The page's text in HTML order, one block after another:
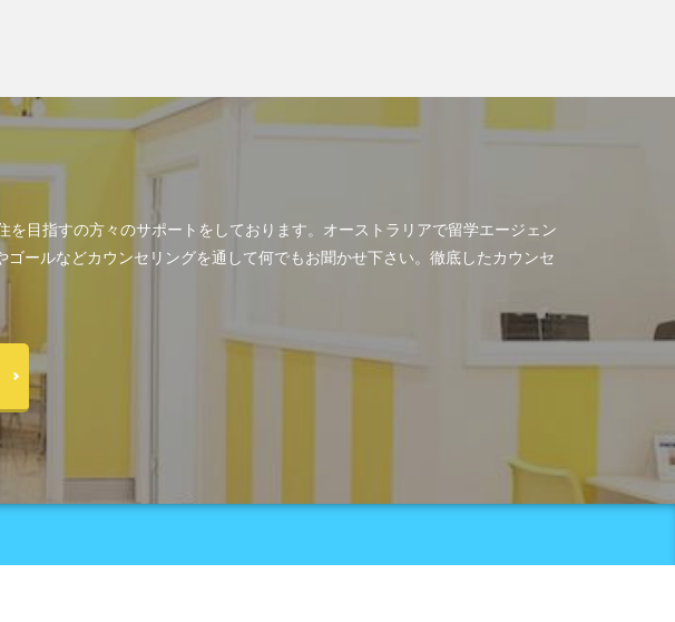
目指すの方々のサポートをしております。オーストラリアで留学エージェン
ールなどカウンセリングを通して何でもお聞かせ下さい。徹底したカウンセ